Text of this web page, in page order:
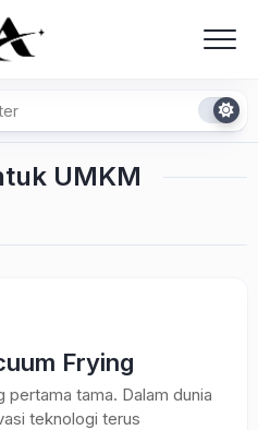
UMKM
Frying
pertama tama. Dalam dunia
teknologi terus